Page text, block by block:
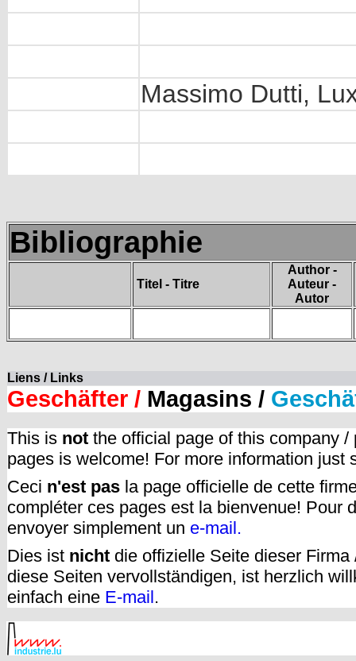
Massimo Dutti,
Bibliographie
Titel - Titre
Author -
Auteur -
Autor
Liens / Links
Geschäfter / Magasins /
This is not the official page of this company
pages is welcome! For more information just
Ceci n'est pas la page officielle de cette
compléter ces pages est la bienvenue! Pour
envoyer simplement un e-mail.
Dies ist nicht die offizielle Seite dieser
diese Seiten vervollständigen, ist herzlich
einfach eine E-mail.